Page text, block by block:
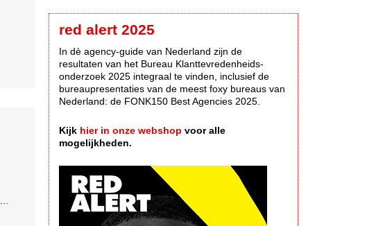
red alert 2025
In dè agency-guide van Nederland zijn de
resultaten van het Bureau Klanttevredenheids-
onderzoek 2025 integraal te vinden, inclusief de
bureaupresentaties van de meest foxy bureaus van
Nederland: de FONK150 Best Agencies 2025.
Kijk hier in onze webshop voor alle
mogelijkheden.